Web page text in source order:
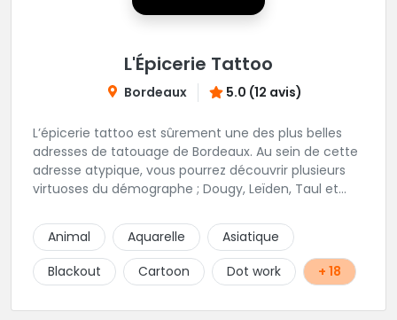
L'Épicerie Tattoo
Bordeaux 5.0 (12 avis)
L’épicerie tattoo est sûrement une des plus belles
adresses de tatouage de Bordeaux. Au sein de cette
adresse atypique, vous pourrez découvrir plusieurs
virtuoses du démographe ; Dougy, Leïden, Taul et
enfant et sympathique, vous pourrez demander
conseil pour votre tattoo. N'hésitez plus une seconde
pour rencontrer cette belle équipe !
Animal Aquarelle
Asiatique
Blackout
Cartoon Dot work + 18